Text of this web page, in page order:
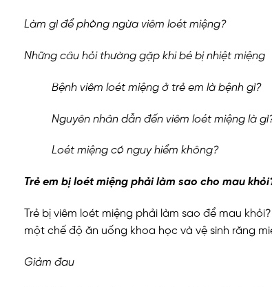
Làm gì để phòng ngừa viêm loét miệng?
Những câu hỏi thường gặp khi bé bị nhiệt miệng
Bệnh viêm loét miệng ở trẻ em là bệnh gì?
Nguyên nhân dẫn đến viêm loét miệng là
Loét miệng có nguy hiểm không?
Trẻ em bị loét miệng phải làm sao cho mau
Trẻ bị viêm loét miệng phải làm sao để mau
một chế độ ăn uống khoa học và vệ sinh răng
Giảm đau